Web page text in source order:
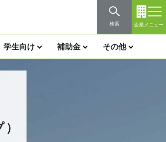
検索 企業メニュー
学生向け 補助金 その他